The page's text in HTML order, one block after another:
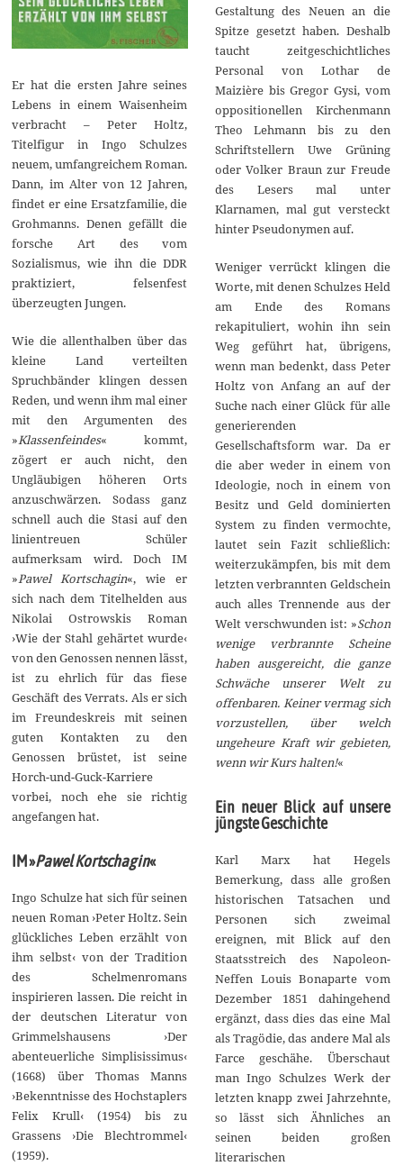
Er hat die ersten Jahre seines
Lebens in einem Waisenheim
verbracht – Peter Holtz,
Titelfigur in Ingo Schulzes
neuem, umfangreichem Roman.
Dann, im Alter von 12 Jahren,
findet er eine Ersatzfamilie, die
Grohmanns. Denen gefällt die
forsche Art des vom
Sozialismus, wie ihn die DDR
praktiziert, felsenfest
überzeugten Jungen.
Wie die allenthalben über das
kleine Land verteilten
Spruchbänder klingen dessen
Reden, und wenn ihm mal einer
mit den Argumenten des
»Klassenfeindes« kommt,
zögert er auch nicht, den
Ungläubigen höheren Orts
anzuschwärzen. Sodass ganz
schnell auch die Stasi auf den
linientreuen Schüler
aufmerksam wird. Doch IM
»Pawel Kortschagin«, wie er
sich nach dem Titelhelden aus
Nikolai Ostrowskis Roman
›Wie der Stahl gehärtet wurde‹
von den Genossen nennen lässt,
ist zu ehrlich für das fiese
Geschäft des Verrats. Als er sich
im Freundeskreis mit seinen
guten Kontakten zu den
Genossen brüstet, ist seine
Horch-und-Guck-Karriere
vorbei, noch ehe sie richtig
angefangen hat.
IM »Pawel Kortschagin«
Ingo Schulze hat sich für seinen
neuen Roman ›Peter Holtz. Sein
glückliches Leben erzählt von
ihm selbst‹ von der Tradition
des Schelmenromans
inspirieren lassen. Die reicht in
der deutschen Literatur von
Grimmelshausens ›Der
abenteuerliche Simplisissimus‹
(1668) über Thomas Manns
›Bekenntnisse des Hochstaplers
Felix Krull‹ (1954) bis zu
Grassens ›Die Blechtrommel‹
(1959).
Gestaltung des Neuen an die
Spitze gesetzt haben. Deshalb
taucht zeitgeschichtliches
Personal von Lothar de
Maizière bis Gregor Gysi, vom
oppositionellen Kirchenmann
Theo Lehmann bis zu den
Schriftstellern Uwe Grüning
oder Volker Braun zur Freude
des Lesers mal unter
Klarnamen, mal gut versteckt
hinter Pseudonymen auf.
Weniger verrückt klingen die
Worte, mit denen Schulzes Held
am Ende des Romans
rekapituliert, wohin ihn sein
Weg geführt hat, übrigens,
wenn man bedenkt, dass Peter
Holtz von Anfang an auf der
Suche nach einer Glück für alle
generierenden
Gesellschaftsform war. Da er
die aber weder in einem von
Ideologie, noch in einem von
Besitz und Geld dominierten
System zu finden vermochte,
lautet sein Fazit schließlich:
weiterzukämpfen, bis mit dem
letzten verbrannten Geldschein
auch alles Trennende aus der
Welt verschwunden ist: »Schon
wenige verbrannte Scheine
haben ausgereicht, die ganze
Schwäche unserer Welt zu
offenbaren. Keiner vermag sich
vorzustellen, über welch
ungeheure Kraft wir gebieten,
wenn wir Kurs halten!«
Ein neuer Blick auf unsere
jüngste Geschichte
Karl Marx hat Hegels
Bemerkung, dass alle großen
historischen Tatsachen und
Personen sich zweimal
ereignen, mit Blick auf den
Staatsstreich des Napoleon-
Neffen Louis Bonaparte vom
Dezember 1851 dahingehend
ergänzt, dass dies das eine Mal
als Tragödie, das andere Mal als
Farce geschähe. Überschaut
man Ingo Schulzes Werk der
letzten knapp zwei Jahrzehnte,
so lässt sich Ähnliches an
seinen beiden großen
literarischen